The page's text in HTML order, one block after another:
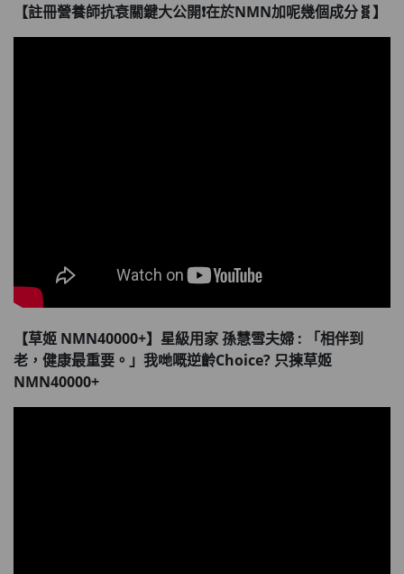
【註冊營養師抗衰關鍵大公開❗在於NMN加呢幾個成分🧬】
【草姬 NMN40000+】星級用家 孫慧雪夫婦 : 「相伴到
老，健康最重要。」我哋嘅逆齡Choice? 只揀草姬
NMN40000+